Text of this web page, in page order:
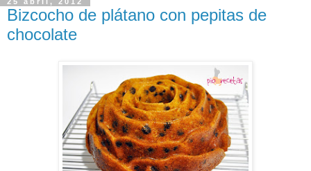
Bizcocho de plátano con pepitas de
chocolate